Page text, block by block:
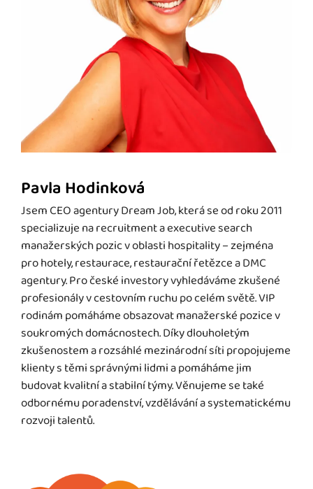
Pavla Hodinková
Jsem CEO agentury Dream Job, která se od roku 2011
specializuje na recruitment a executive search
manažerských pozic v oblasti hospitality – zejména
pro hotely, restaurace, restaurační řetězce a DMC
agentury. Pro české investory vyhledáváme zkušené
profesionály v cestovním ruchu po celém světě. VIP
rodinám pomáháme obsazovat manažerské pozice v
soukromých domácnostech. Díky dlouholetým
zkušenostem a rozsáhlé mezinárodní síti propojujeme
klienty s těmi správnými lidmi a pomáháme jim
budovat kvalitní a stabilní týmy. Věnujeme se také
odbornému poradenství, vzdělávání a systematickému
rozvoji talentů.